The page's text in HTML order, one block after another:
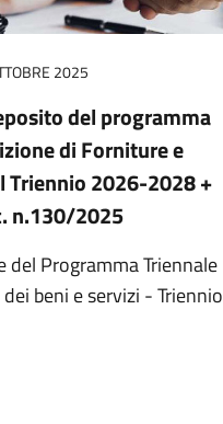
2025
del programma
di Forniture e
Triennio 2026-2028 +
n.130/2025
del Programma Triennale
beni e servizi - Triennio